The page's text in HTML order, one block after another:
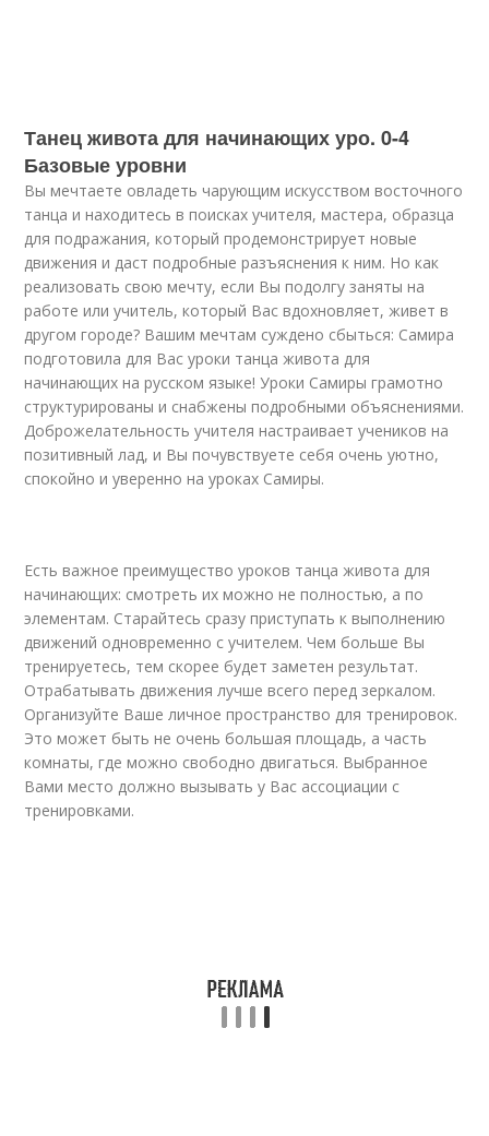
Танец живота для начинающих уро. 0-4
Базовые уровни
Вы мечтаете овладеть чарующим искусством восточного
танца и находитесь в поисках учителя, мастера, образца
для подражания, который продемонстрирует новые
движения и даст подробные разъяснения к ним. Но как
реализовать свою мечту, если Вы подолгу заняты на
работе или учитель, который Вас вдохновляет, живет в
другом городе? Вашим мечтам суждено сбыться: Самира
подготовила для Вас уроки танца живота для
начинающих на русском языке! Уроки Самиры грамотно
структурированы и снабжены подробными объяснениями.
Доброжелательность учителя настраивает учеников на
позитивный лад, и Вы почувствуете себя очень уютно,
спокойно и уверенно на уроках Самиры.
Есть важное преимущество уроков танца живота для
начинающих: смотреть их можно не полностью, а по
элементам. Старайтесь сразу приступать к выполнению
движений одновременно с учителем. Чем больше Вы
тренируетесь, тем скорее будет заметен результат.
Отрабатывать движения лучше всего перед зеркалом.
Организуйте Ваше личное пространство для тренировок.
Это может быть не очень большая площадь, а часть
комнаты, где можно свободно двигаться. Выбранное
Вами место должно вызывать у Вас ассоциации с
тренировками.